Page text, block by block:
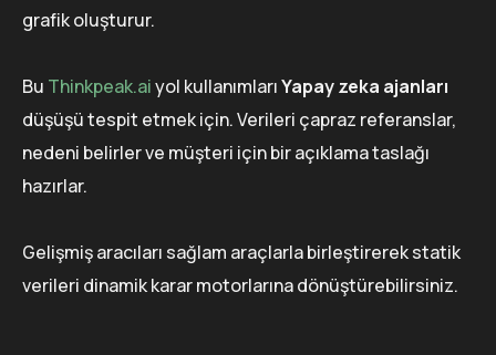
grafik oluşturur.
Bu Thinkpeak.aiyol kullanımlarıYapay zeka ajanları
düşüşü tespit etmek için. Verileri çapraz referanslar,
nedeni belirler ve müşteri için bir açıklama taslağı
hazırlar.
Gelişmiş aracıları sağlam araçlarla birleştirerek statik
verileri dinamik karar motorlarına dönüştürebilirsiniz.